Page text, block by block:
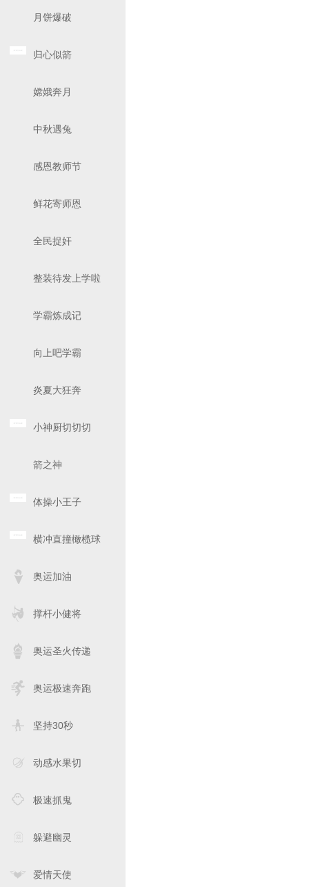
月饼爆破
归心似箭
嫦娥奔月
中秋遇兔
感恩教师节
鲜花寄师恩
全民捉奸
整装待发上学啦
学霸炼成记
向上吧学霸
炎夏大狂奔
小神厨切切切
箭之神
体操小王子
横冲直撞橄榄球
奥运加油
撑杆小健将
奥运圣火传递
奥运极速奔跑
坚持30秒
动感水果切
极速抓鬼
躲避幽灵
爱情天使